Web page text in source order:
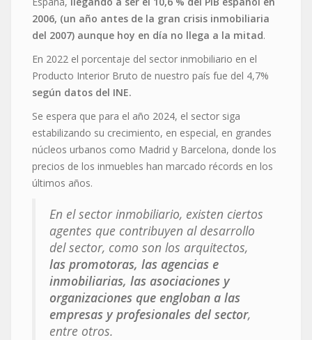
2006, (un año antes de la gran crisis inmobiliaria
del 2007) aunque hoy en día no llega a la mitad.
En 2022 el porcentaje del sector inmobiliario en el
Producto Interior Bruto de nuestro país fue del 4,7%
según datos del INE.
Se espera que para el año 2024, el sector siga
estabilizando su crecimiento, en especial, en grandes
núcleos urbanos como Madrid y Barcelona, donde los
precios de los inmuebles han marcado récords en los
últimos años.
En el sector inmobiliario, existen ciertos
agentes que contribuyen al desarrollo
del sector, como son los arquitectos,
las promotoras, las agencias e
inmobiliarias, las asociaciones y
organizaciones que engloban a las
empresas y profesionales del sector,
entre otros.